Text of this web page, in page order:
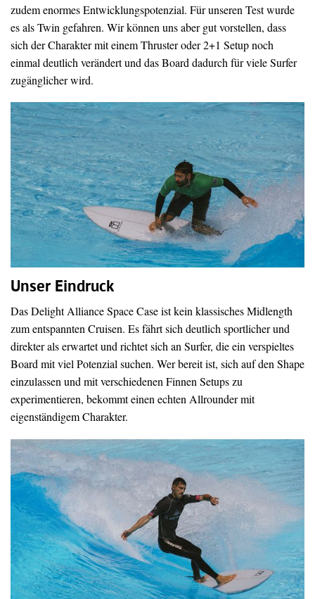
zudem enormes Entwicklungspotenzial. Für unseren Test wurde
es als Twin gefahren. Wir können uns aber gut vorstellen, dass
sich der Charakter mit einem Thruster oder 2+1 Setup noch
einmal deutlich verändert und das Board dadurch für viele Surfer
zugänglicher wird.
Unser Eindruck
Das Delight Alliance Space Case ist kein klassisches Midlength
zum entspannten Cruisen. Es fährt sich deutlich sportlicher und
direkter als erwartet und richtet sich an Surfer, die ein verspieltes
Board mit viel Potenzial suchen. Wer bereit ist, sich auf den Shape
einzulassen und mit verschiedenen Finnen Setups zu
experimentieren, bekommt einen echten Allrounder mit
eigenständigem Charakter.